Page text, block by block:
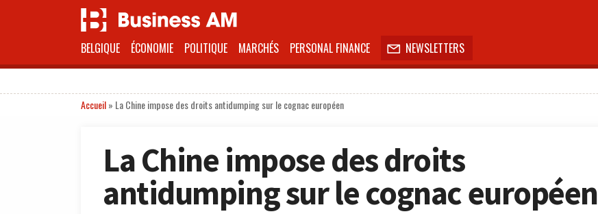
BELGIQUE ÉCONOMIE POLITIQUE MARCHÉS PERSONAL FINANCE  NEWSLETTERS
Accueil» La Chine impose des droits antidumping sur le cognac européen
La Chine impose des droits
antidumping sur le cognac européen